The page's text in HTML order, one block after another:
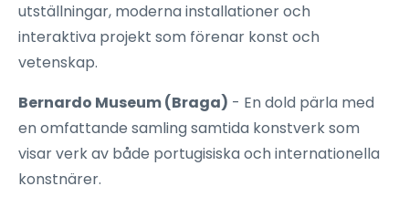
utställningar, moderna installationer och
interaktiva projekt som förenar konst och
vetenskap.
Bernardo Museum (Braga) - En dold pärla med
en omfattande samling samtida konstverk som
visar verk av både portugisiska och internationella
konstnärer.